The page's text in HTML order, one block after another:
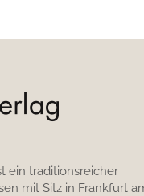
ein traditionsreicher
mit Sitz in Frankfurt